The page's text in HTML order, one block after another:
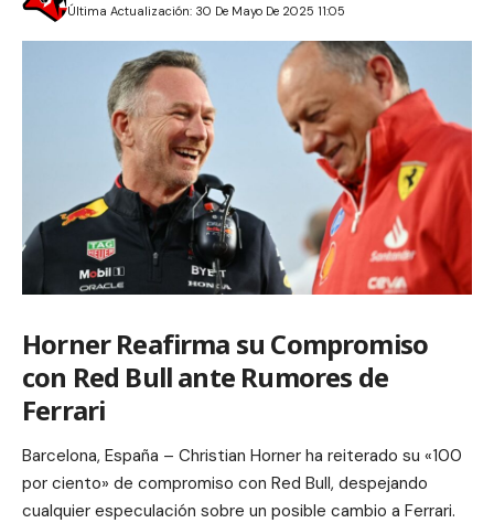
Última Actualización: 30 De Mayo De 2025 11:05
Horner Reafirma su Compromiso
con Red Bull ante Rumores de
Ferrari
Barcelona, España – Christian Horner ha reiterado su «100
por ciento» de compromiso con Red Bull, despejando
cualquier especulación sobre un posible cambio a Ferrari.